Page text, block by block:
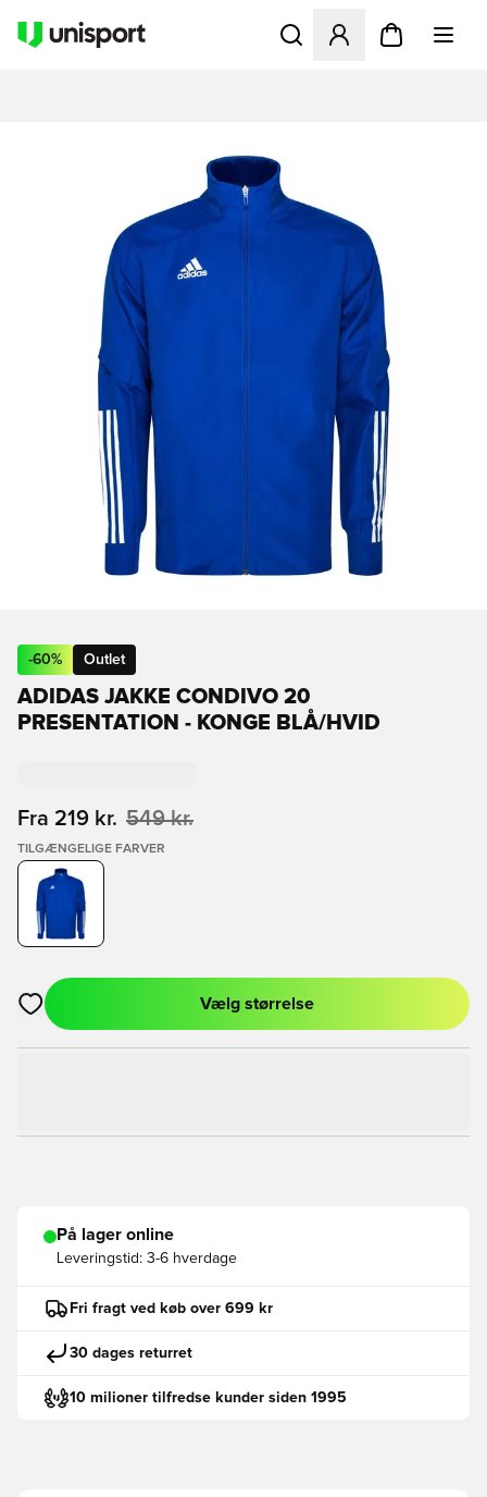
Åbner en Modal til at
-60% Outlet
ADIDAS JAKKE CONDIVO 20
PRESENTATION - KONGE BLÅ/HVID
Fra 219 kr. 549 kr.
TILGÆNGELIGE FARVER
Åbner en Modal til at logge ind eller tilmelde dig som medlem
Vælg størrelse
På lager online
Leveringstid: 3-6 hverdage
Fri fragt ved køb over 699 kr
30 dages returret
10 milioner tilfredse kunder siden 1995